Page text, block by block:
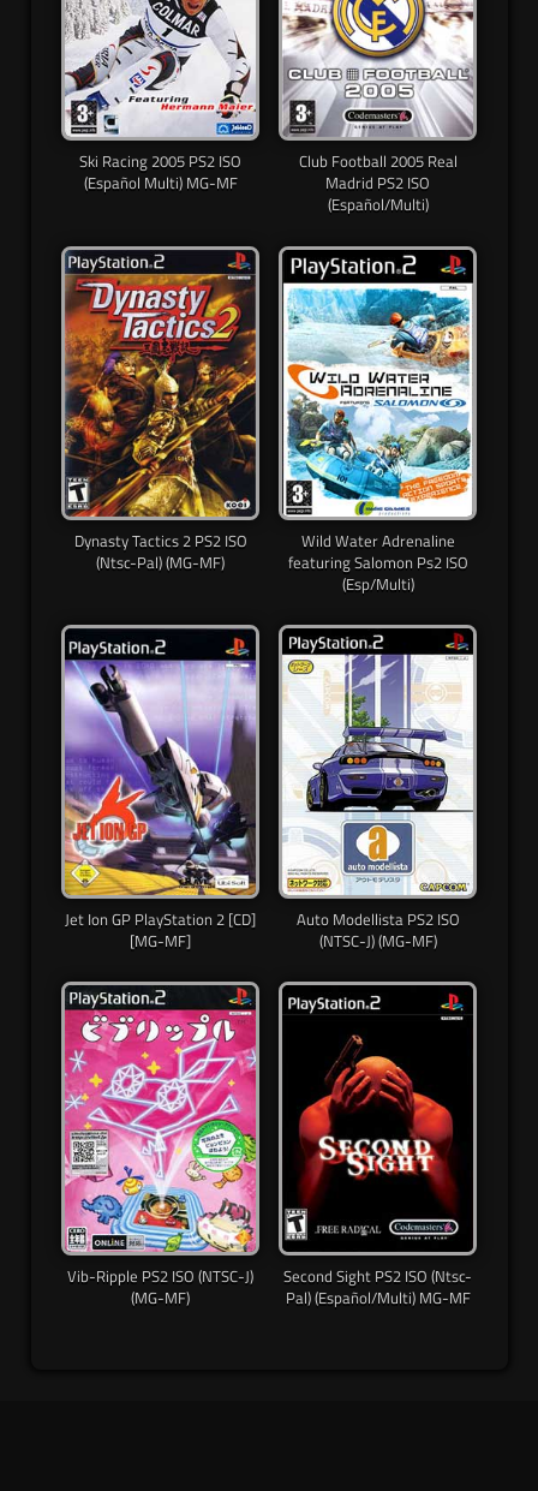
Ski Racing 2005 PS2 ISO
(Español Multi) MG-MF
Club Football 2005 Real
Madrid PS2 ISO
(Español/Multi)
Dynasty Tactics 2 PS2 ISO
(Ntsc-Pal) (MG-MF)
Wild Water Adrenaline
featuring Salomon Ps2 ISO
(Esp/Multi)
Jet Ion GP PlayStation 2 [CD]
[MG-MF]
Auto Modellista PS2 ISO
(NTSC-J) (MG-MF)
Vib-Ripple PS2 ISO (NTSC-J)
(MG-MF)
Second Sight PS2 ISO (Ntsc-
Pal) (Español/Multi) MG-MF